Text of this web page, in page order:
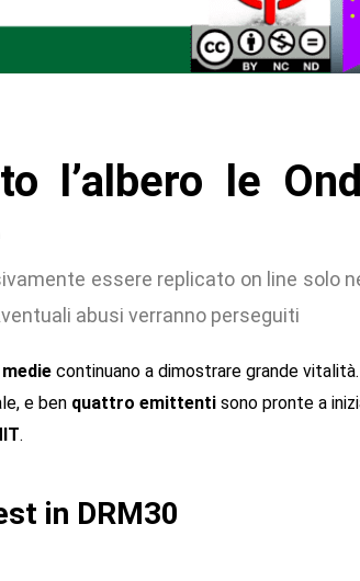
l’albero le
essere replicato on line solo
abusi verranno perseguiti
continuano a dimostrare grande
e ben quattro emittenti sono pronte a
.
in DRM30